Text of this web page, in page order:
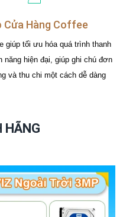
Cửa Hàng Coffee
giúp tối ưu hóa quá trình thanh
hiện đại, giúp ghi chú đơn
và thu chi một cách dễ dàng
HÃNG